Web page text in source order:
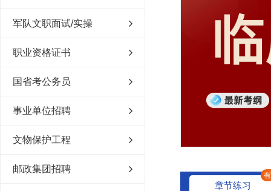
军队文职面试/实操
职业资格证书
国省考公务员
事业单位招聘
文物保护工程
邮政集团招聘
章节练习